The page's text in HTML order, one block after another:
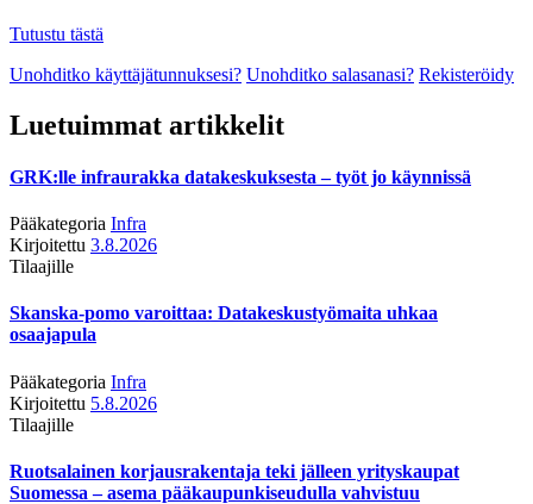
Tutustu tästä
Unohditko käyttäjätunnuksesi? Unohditko salasanasi? Rekisteröidy
Luetuimmat artikkelit
GRK:lle infraurakka datakeskuksesta – työt jo käynnissä
Pääkategoria Infra
Kirjoitettu 3.8.2026
Tilaajille
Skanska-pomo varoittaa: Datakeskustyömaita uhkaa
osaajapula
Pääkategoria Infra
Kirjoitettu 5.8.2026
Tilaajille
Ruotsalainen korjausrakentaja teki jälleen yrityskaupat
Suomessa – asema pääkaupunkiseudulla vahvistuu